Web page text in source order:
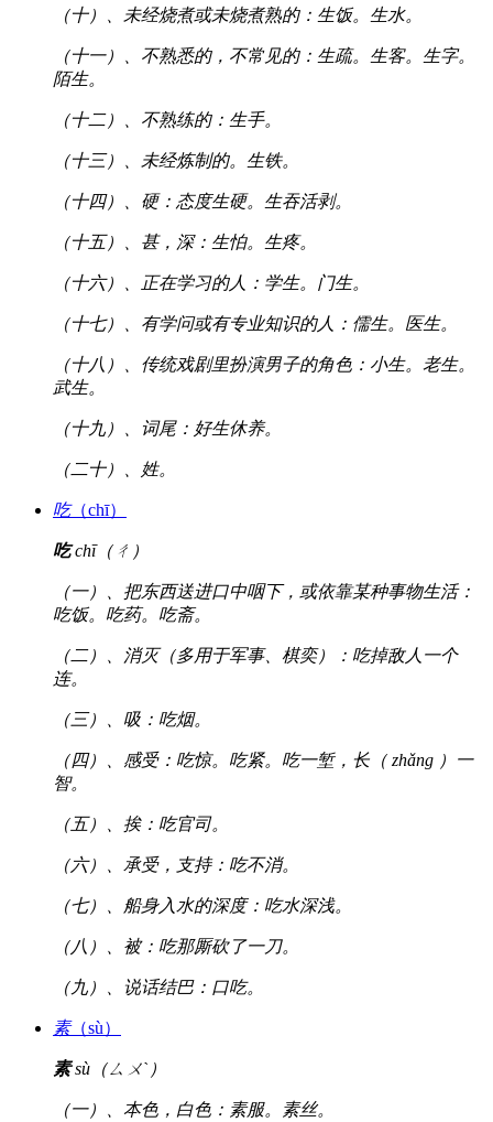
（十）、未经烧煮或未烧煮熟的：生饭。生水。
（十一）、不熟悉的，不常见的：生疏。生客。生字。
陌生。
（十二）、不熟练的：生手。
（十三）、未经炼制的。生铁。
（十四）、硬：态度生硬。生吞活剥。
（十五）、甚，深：生怕。生疼。
（十六）、正在学习的人：学生。门生。
（十七）、有学问或有专业知识的人：儒生。医生。
（十八）、传统戏剧里扮演男子的角色：小生。老生。
武生。
（十九）、词尾：好生休养。
（二十）、姓。
吃（chī）
吃chī（ㄔ）
（一）、把东西送进口中咽下，或依靠某种事物生活：
吃饭。吃药。吃斋。
（二）、消灭（多用于军事、棋奕）：吃掉敌人一个
连。
（三）、吸：吃烟。
（四）、感受：吃惊。吃紧。吃一堑，长（ zhǎng ）一
智。
（五）、挨：吃官司。
（六）、承受，支持：吃不消。
（七）、船身入水的深度：吃水深浅。
（八）、被：吃那厮砍了一刀。
（九）、说话结巴：口吃。
素（sù）
素sù（ㄙㄨˋ）
（一）、本色，白色：素服。素丝。